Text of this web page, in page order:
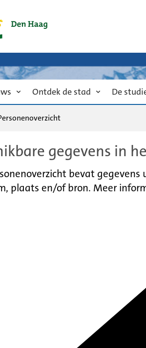
Ontdek de stad De
gegevens in
bevat
plaats en/of bron. Meer